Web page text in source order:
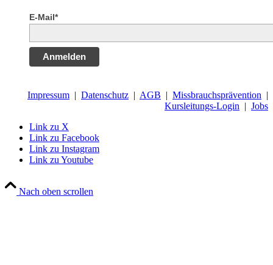
E-Mail*
Anmelden
Impressum | Datenschutz | AGB | Missbrauchsprävention |
Kursleitungs-Login | Jobs
Link zu X
Link zu Facebook
Link zu Instagram
Link zu Youtube
Nach oben scrollen